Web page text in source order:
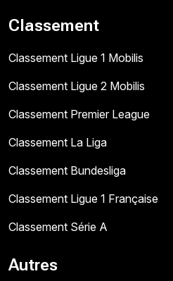
Classement
Classement Ligue 1 Mobilis
Classement Ligue 2 Mobilis
Classement Premier League
Classement La Liga
Classement Bundesliga
Classement Ligue 1 Française
Classement Série A
Autres